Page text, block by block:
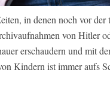
in denen noch vor
von Hitler
erschaudern und mit
Kindern ist immer aufs